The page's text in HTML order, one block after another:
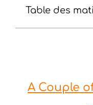
Table des
A Couple